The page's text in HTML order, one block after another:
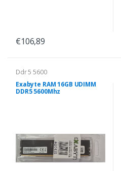
€106,89
Ddr 5 5600
Exabyte RAM 16GB UDIMM
DDR5 5600Mhz